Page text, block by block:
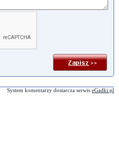
System komentarzy dostarcza serwis eGadki.pl